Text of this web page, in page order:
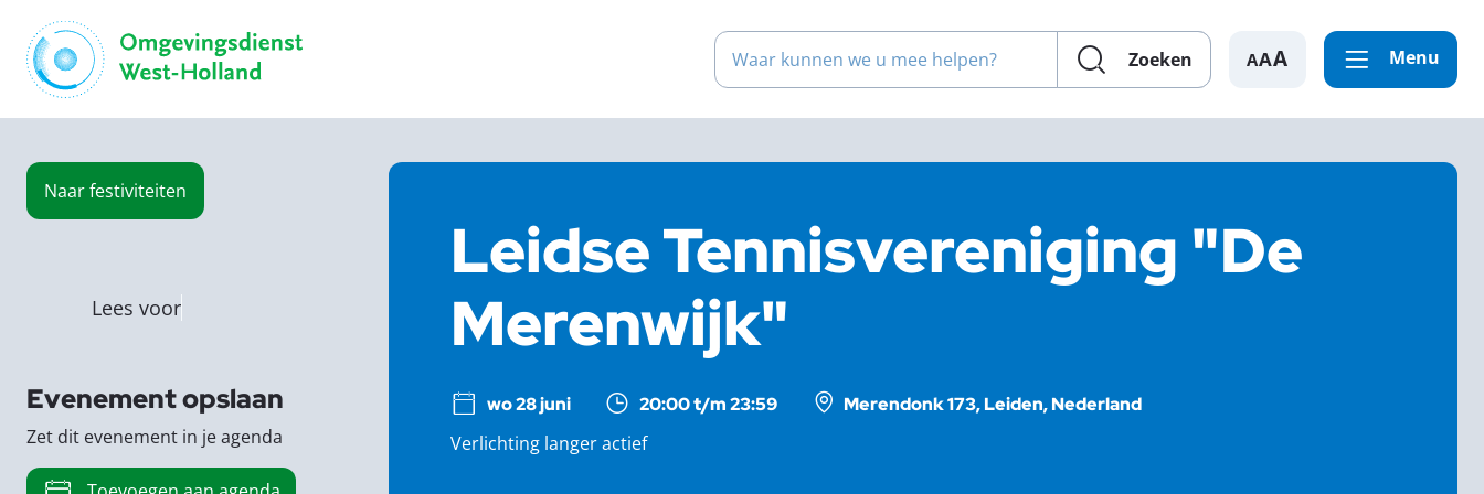
Waar kunnen we u mee helpen?
Zoeken A Menu
Naarfestiviteiten
Leidse Tennisvereniging "De
Merenwijk"
wo 28 juni 20:00 t/m 23:59
Merendonk 173, Leiden, Nederland
Verlichting langer actief
Lees voor
Evenement opslaan
Zet dit evenement in je agenda